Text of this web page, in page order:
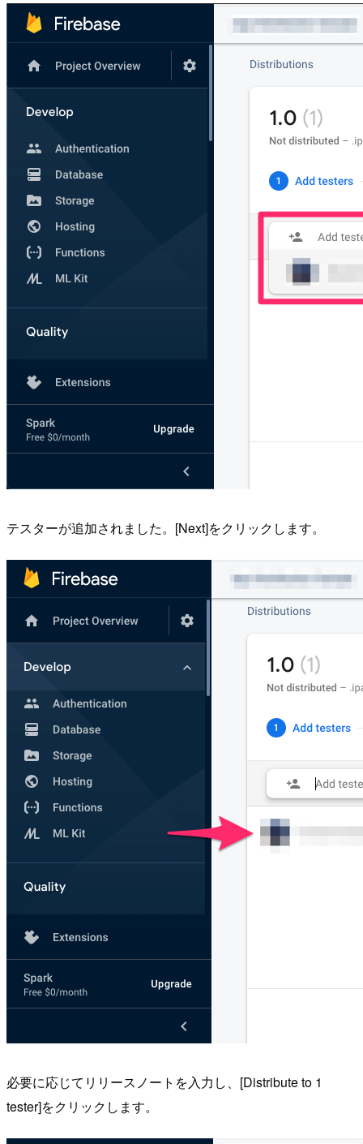
テスターが追加されました。[Next]をクリックします。
必要に応じてリリースノートを入力し、[Distribute to 1
tester]をクリックします。